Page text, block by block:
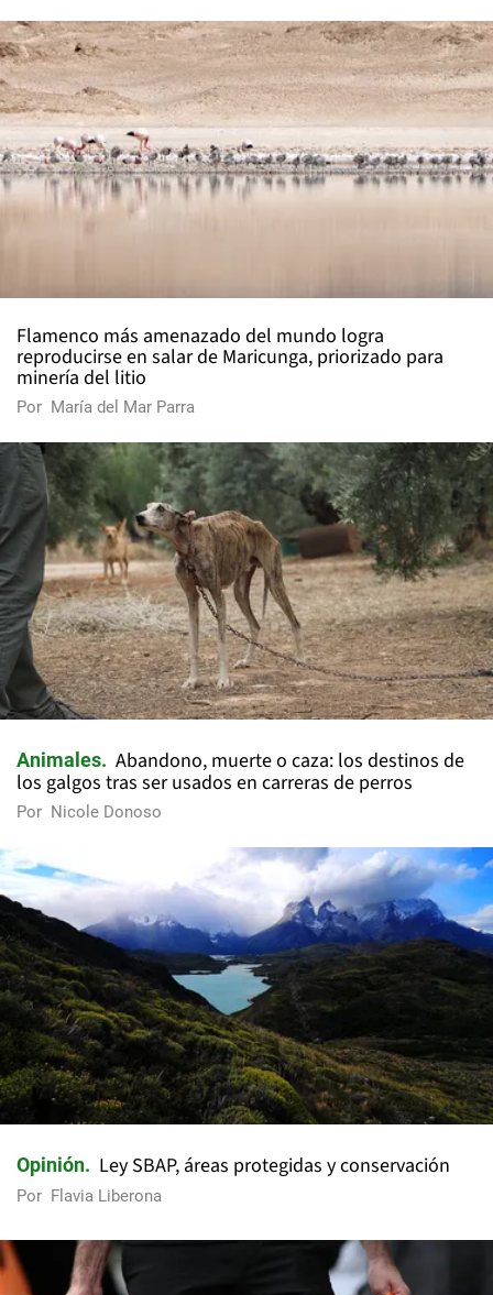
Flamenco más amenazado del mundo logra
reproducirse en salar de Maricunga, priorizado para
minería del litio
Por María del Mar Parra
Animales
Abandono, muerte o caza: los destinos de
los galgos tras ser usados en carreras de perros
Por Nicole Donoso
Opinión Ley SBAP, áreas protegidas y conservación
Por Flavia Liberona